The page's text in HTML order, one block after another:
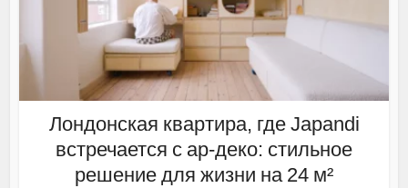
Лондонская квартира, где Japandi
встречается с ар-деко: стильное
решение для жизни на 24 м²